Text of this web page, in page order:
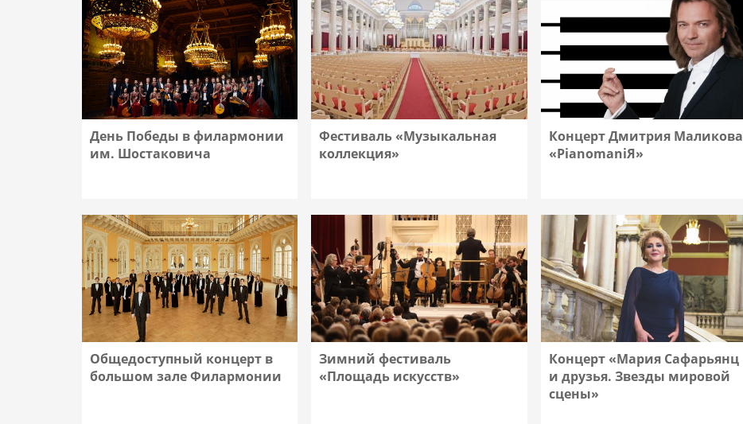
День Победы в филармонии
им. Шостаковича
Подробнее
Фестиваль «Музыкальная
коллекция»
Подробнее
Концерт Дмитрия Маликова
«PianomaniЯ»
Подробнее
Общедоступный концерт в
большом зале Филармонии
Зимний фестиваль
«Площадь искусств»
Концерт «Мария Сафарьянц
и друзья. Звезды мировой
сцены»